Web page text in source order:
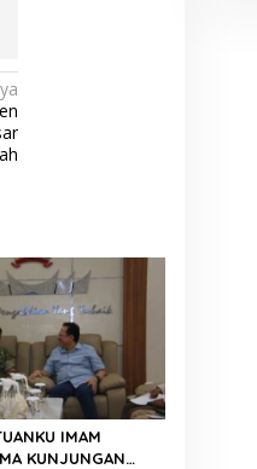
IMAM
KUNJUNGAN